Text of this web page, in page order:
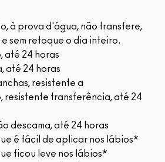
à prova d'água, não transfere,
sem retoque o dia inteiro.
até 24 horas
até 24 horas
resistente a
resistente transferência, até 24
descama, até 24 horas
é fácil de aplicar nos lábios*
ficou leve nos lábios*